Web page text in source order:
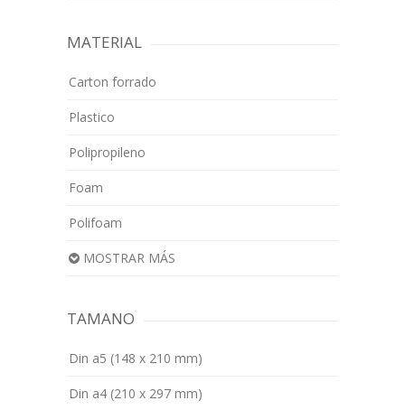
MATERIAL
Carton forrado
Plastico
Polipropileno
Foam
Polifoam
MOSTRAR MÁS
TAMANO
Din a5 (148 x 210 mm)
Din a4 (210 x 297 mm)